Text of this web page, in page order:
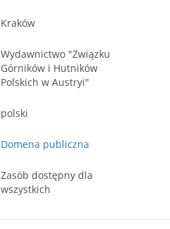
Kraków
Wydawnictwo "Związku
Górników i Hutników
Polskich w Austryi"
polski
Domena publiczna
Zasób dostępny dla
wszystkich